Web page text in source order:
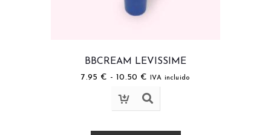
BBCREAM LEVISSIME
7.95 € - 10.50 € IVA incluido